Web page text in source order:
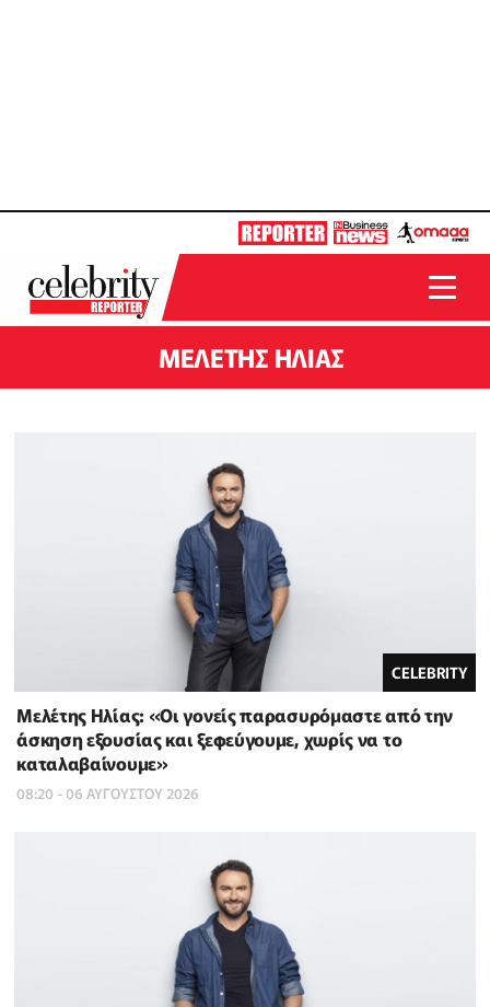
ΜΕΛΕΤΗΣ ΗΛΙΑΣ
CELEBRITY
Μελέτης Ηλίας: «Οι γονείς παρασυρόμαστε από την
άσκηση εξουσίας και ξεφεύγουμε, χωρίς να το
καταλαβαίνουμε»
08:20 - 06 ΑΥΓΟΥΣΤΟΥ 2026